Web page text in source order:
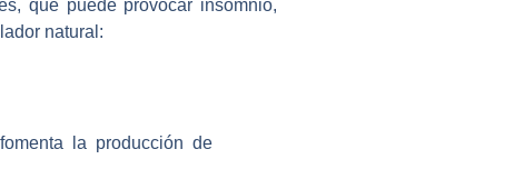
que puede provocar insomnio,
natural:
la producción de